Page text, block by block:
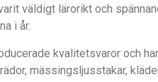
väldigt lärorikt och
i år.
kvalitetsvaror och
mässingsljusstakar,